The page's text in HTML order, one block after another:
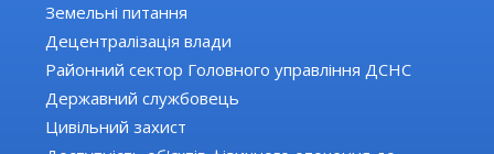
Земельні питання
Децентралізація влади
Районний сектор Головного управління ДСНС
Державний службовець
Цивільний захист